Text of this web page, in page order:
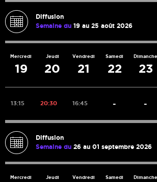
Diffusion
Semaine du 19 au 25 août 2026
Mercredi
19
Jeudi
20
Vendredi
21
Samedi
22
Dimanche
23
13:15 20:30 16:45 - -
Diffusion
Semaine du 26 au 01 septembre 2026
Mercredi Jeudi Vendredi Samedi Dimanche